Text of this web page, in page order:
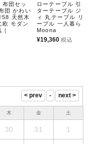
布団セッ
団 かわい
天然木
欧 モダン
ローテーブル 引き
ターテーブル ジャ
ィ 丸テーブル リビ
ーブル 一人暮らし
Moona
¥19,360 税込
木 金 土
30 31 1